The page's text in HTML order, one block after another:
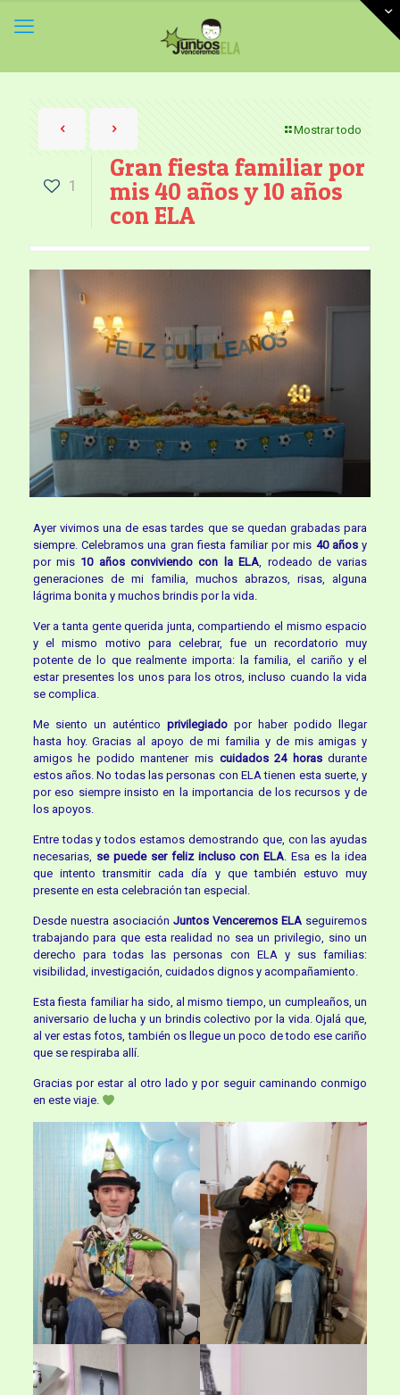
Mostrar todo
1
Gran fiesta familiar por
mis 40 años y 10 años
con ELA
Ayer vivimos una de esas tardes que se quedan grabadas para
siempre. Celebramos una gran fiesta familiar por mis 40 añosy
por mis 10 años conviviendo con la ELA, rodeado de varias
generaciones de mi familia, muchos abrazos, risas, alguna
lágrima bonita y muchos brindis por la vida.
Ver a tanta gente querida junta, compartiendo el mismo espacio
y el mismo motivo para celebrar, fue un recordatorio muy
potente de lo que realmente importa: la familia, el cariño y el
estar presentes los unos para los otros, incluso cuando la vida
se complica.
Me siento un auténtico privilegiado por haber podido llegar
hasta hoy. Gracias al apoyo de mi familia y de mis amigas y
amigos he podido mantener mis cuidados 24 horasdurante
estos años. No todas las personas con ELA tienen esta suerte, y
por eso siempre insisto en la importancia de los recursos y de
los apoyos.
Entre todas y todos estamos demostrando que, con las ayudas
necesarias, se puede ser feliz incluso con ELA. Esa es la idea
que intento transmitir cada día y que también estuvo muy
presente en esta celebración tan especial.
Desde nuestra asociación Juntos Venceremos ELA seguiremos
trabajando para que esta realidad no sea un privilegio, sino un
derecho para todas las personas con ELA y sus familias:
visibilidad, investigación, cuidados dignos y acompañamiento.
Esta fiesta familiar ha sido, al mismo tiempo, un cumpleaños, un
aniversario de lucha y un brindis colectivo por la vida. Ojalá que,
al ver estas fotos, también os llegue un poco de todo ese cariño
que se respiraba allí.
Gracias por estar al otro lado y por seguir caminando conmigo
en este viaje.